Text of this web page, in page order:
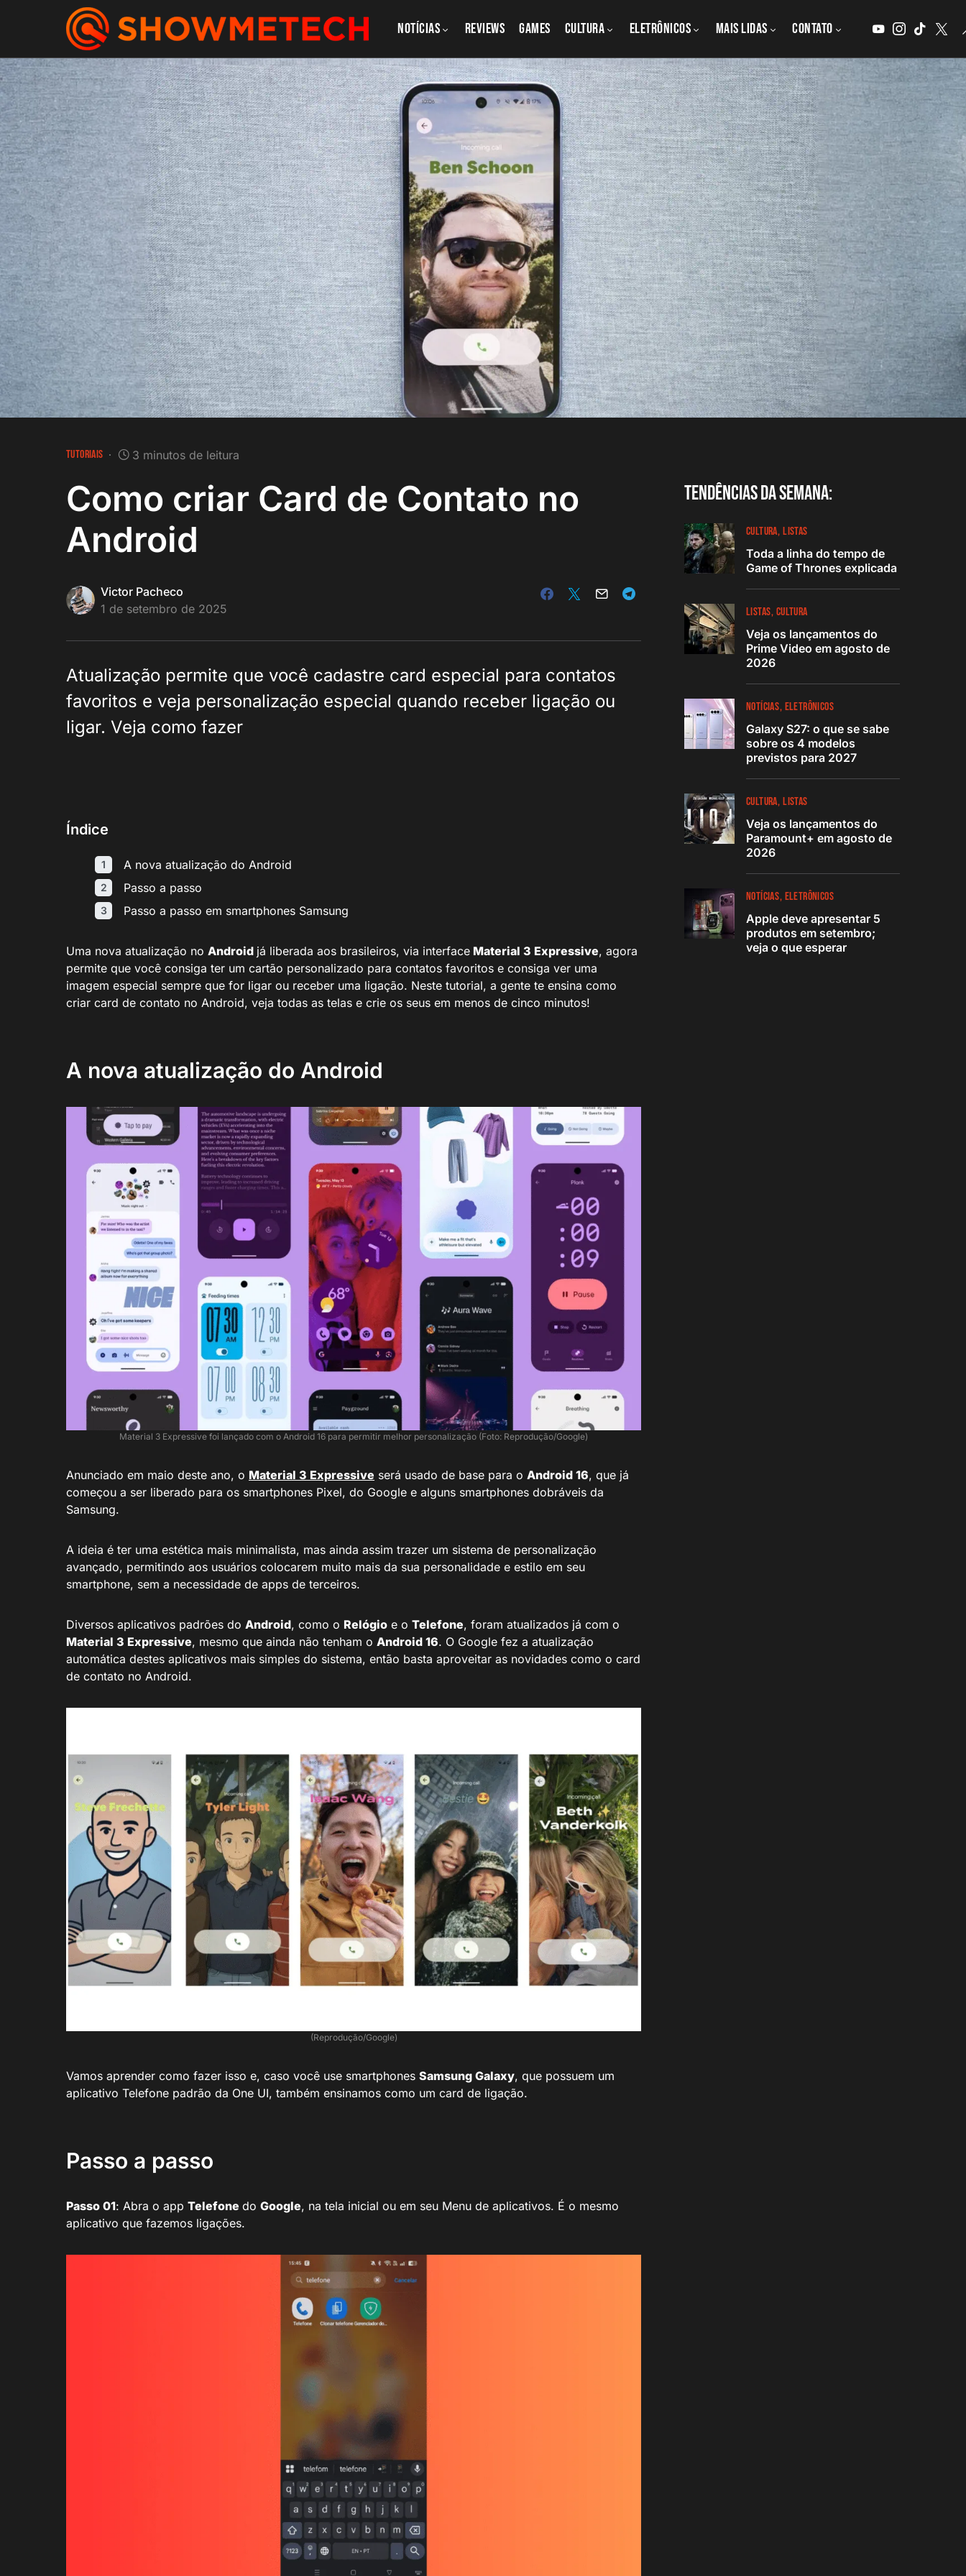
NOTÍCIAS REVIEWS GAMES CULTURA Eletrônicos MAIS LIDAS CONTATO
TUTORIAIS 3 minutos de leitura
Como criar Card de Contato no
Android
Victor Pacheco
1 de setembro de 2025
Atualização permite que você cadastre card especial para contatos
favoritos e veja personalização especial quando receber ligação ou
ligar. Veja como fazer
Índice
A nova atualização do Android
Passo a passo
Passo a passo em smartphones Samsung
Uma nova atualização no Android já liberada aos brasileiros, via interface Material 3 Expressive, agora
permite que você consiga ter um cartão personalizado para contatos favoritos e consiga ver uma
imagem especial sempre que for ligar ou receber uma ligação. Neste tutorial, a gente te ensina como
criar card de contato no Android, veja todas as telas e crie os seus em menos de cinco minutos!
A nova atualização do Android
Material 3 Expressive foi lançado com o Android 16 para permitir melhor personalização (Foto: Reprodução/Google)
Anunciado em maio deste ano, o Material 3 Expressive será usado de base para o Android 16, que já
começou a ser liberado para os smartphones Pixel, do Google e alguns smartphones dobráveis da
Samsung.
A ideia é ter uma estética mais minimalista, mas ainda assim trazer um sistema de personalização
avançado, permitindo aos usuários colocarem muito mais da sua personalidade e estilo em seu
smartphone, sem a necessidade de apps de terceiros.
Diversos aplicativos padrões do Android, como o Relógio e o Telefone, foram atualizados já com o
Material 3 Expressive, mesmo que ainda não tenham o Android 16. O Google fez a atualização
automática destes aplicativos mais simples do sistema, então basta aproveitar as novidades como o card
de contato no Android.
(Reprodução/Google)
Vamos aprender como fazer isso e, caso você use smartphones Samsung Galaxy, que possuem um
aplicativo Telefone padrão da One UI, também ensinamos como um card de ligação.
Passo a passo
Passo 01: Abra o app Telefone do Google, na tela inicial ou em seu Menu de aplicativos. É o mesmo
aplicativo que fazemos ligações.
Tendências da semana:
CULTURA LISTAS
Toda a linha do tempo de
Game of Thrones explicada
LISTAS CULTURA
Veja os lançamentos do
Prime Video em agosto de
2026
NOTÍCIAS ELETRÔNICOS
Galaxy S27: o que se sabe
sobre os 4 modelos
previstos para 2027
CULTURA LISTAS
Veja os lançamentos do
Paramount+ em agosto de
2026
NOTÍCIAS ELETRÔNICOS
Apple deve apresentar 5
produtos em setembro;
veja o que esperar